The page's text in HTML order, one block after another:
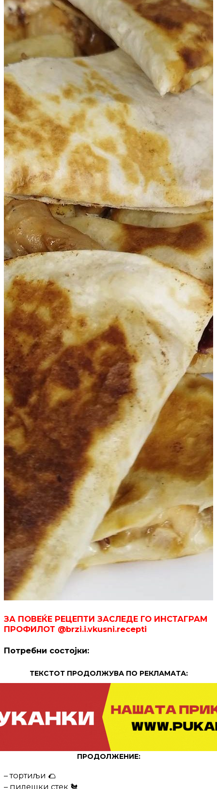
ЗА ПОВЕЌЕ РЕЦЕПТИ ЗАСЛЕДЕ ГО ИНСТАГРАМ
ПРОФИЛОТ @brzi.i.vkusni.recepti
Потребни состојки:
ТЕКСТОТ ПРОДОЛЖУВА ПО РЕКЛАМАТА:
ПРОДОЛЖЕНИЕ:
– тортиљи 🌮
– пилешки стек 🐔